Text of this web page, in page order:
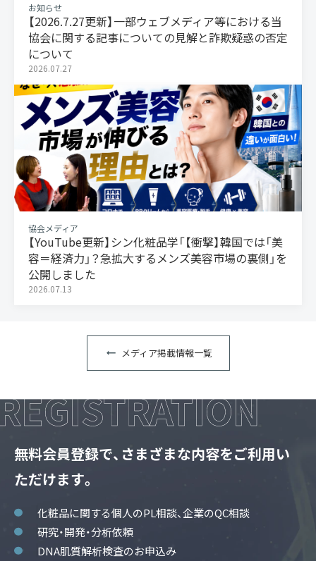
お知らせ
【2026.7.27更新】一部ウェブメディア等における当
協会に関する記事についての見解と詐欺疑惑の否定
について
2026.07.27
協会メディア
【YouTube更新】シン化粧品学「【衝撃】韓国では「美
容＝経済力」？急拡大するメンズ美容市場の裏側」を
公開しました
2026.07.13
メディア掲載情報一覧
無料会員登録で、さまざまな内容をご利用い
ただけます。
化粧品に関する個人のPL相談、企業のQC相談
研究・開発・分析依頼
DNA肌質解析検査のお申込み